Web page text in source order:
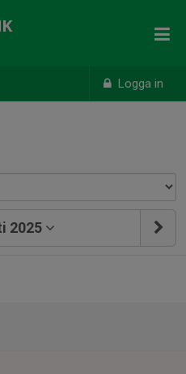
Logga in
2025